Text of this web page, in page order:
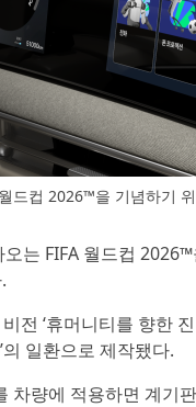
드컵 2026™을 기념하기
는 FIFA 월드컵
전 ‘휴머니티를 향한
일환으로 제작됐다.
차량에 적용하면 계